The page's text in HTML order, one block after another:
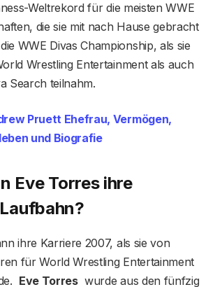
Weltrekord für die meisten WWE
die sie mit nach Hause gebracht
WWE Divas Championship, als sie
Wrestling Entertainment als auch
Search teilnahm.
Pruett Ehefrau, Vermögen,
und Biografie
Eve Torres ihre
ihre Karriere 2007, als sie von
für World Wrestling Entertainment
Eve Torreswurde aus den fünfzig